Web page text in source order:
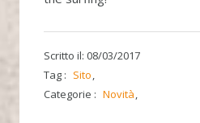
Scritto il: 08/03/2017
Tag : Sito
Categorie : Novità